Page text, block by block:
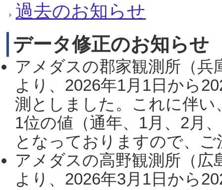
過去のお知らせ
データ修正のお知らせ
アメダスの郡家観測所（
より、2026年1月1日から
測としました。これに伴い
1位の値（通年、1月、2月
となっておりますので、
アメダスの高野観測所（
より、2026年3月1日から